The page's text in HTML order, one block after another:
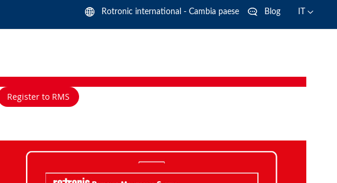
Language
Language
Rotronic international - Cambia paese Blog
Register to RMS